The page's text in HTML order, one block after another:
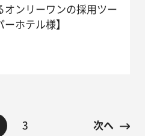
オンリーワンの採用ツー
ホテル様】
3 次へ